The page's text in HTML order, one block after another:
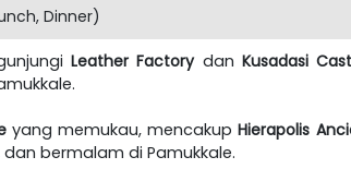
Dinner)
Leather FactorydanKusadasi
yang memukau, mencakupHierapolis
bermalam di Pamukkale.